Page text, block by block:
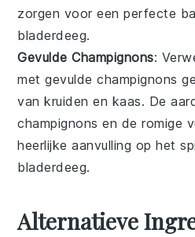
zorgen voor een perfecte
bladerdeeg.
Gevulde Champignons:
metgevulde champignons
vankruiden en kaas. De
champignons en de romige
heerlijke aanvulling op het
bladerdeeg.
Alternatieve